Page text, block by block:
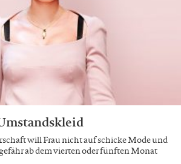
will Frau nicht auf schicke Mode und
ab dem vierten oder fünften Monat